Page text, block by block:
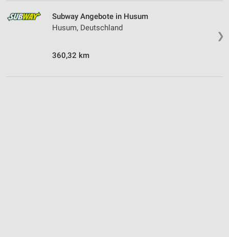
❯
Subway Angebote in Husum
Husum, Deutschland
360,32 km